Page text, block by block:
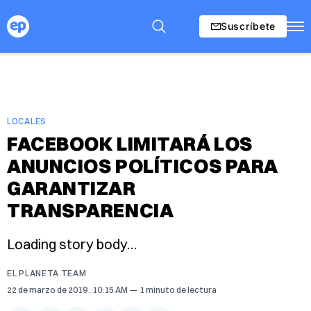
Suscríbete
LOCALES
FACEBOOK LIMITARÁ LOS
ANUNCIOS POLÍTICOS PARA
GARANTIZAR
TRANSPARENCIA
Loading story body…
EL PLANETA TEAM
22 de marzo de 2019 . 10:15 AM 1 minuto de lectura